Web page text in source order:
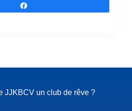
JJKBCV un club de rêve ?